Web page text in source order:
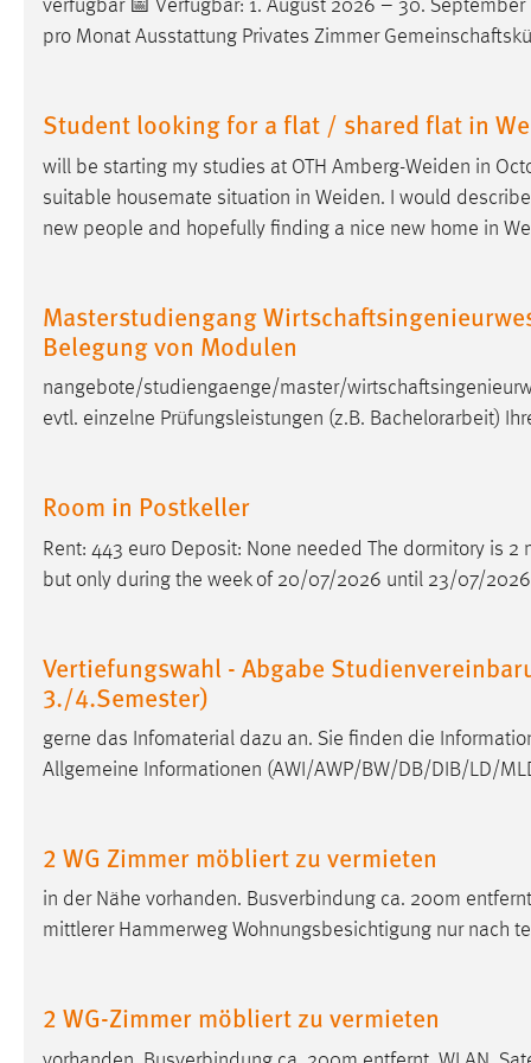
verfügbar 📅 Verfügbar: 1. August 2026 – 30.
pro Monat Ausstattung Privates Zimmer
Student looking for a flat / shared flat in
will be starting my studies at OTH Amberg-Weiden in
suitable housemate situation in Weiden. I would
new people and hopefully finding a nice new home in
Masterstudiengang
Belegung von Modulen
nangebote/studiengaenge/master/
evtl. einzelne Prüfungsleistungen (z.B. Bachelorarbeit)
Room in Postkeller
Rent: 443 euro Deposit: None needed The dormitory is
but only during the week of 20/07/2026 until 23/07/
Vertiefungswahl - Abgabe
3./4.Semester)
gerne das Infomaterial dazu an. Sie finden die
Allgemeine Informationen (AWI/AWP/BW/DB/DIB/LD/
2 WG Zimmer möbliert zu vermieten
in der Nähe vorhanden. Busverbindung ca. 200m
mittlerer Hammerweg Wohnungsbesichtigung nur nach
2 WG-Zimmer möbliert zu vermieten
Anbieter: Google Ireland Limited
Cookie Laufzeit: 3 Monate
Facebook Pixel
Name: _fbp
Zweck: Conversion-Tracking
Cookie Laufzeit:
Um Inhalte von Videoplattformen und Social Media
externen Medien Cookies gesetzt.
Vimeo